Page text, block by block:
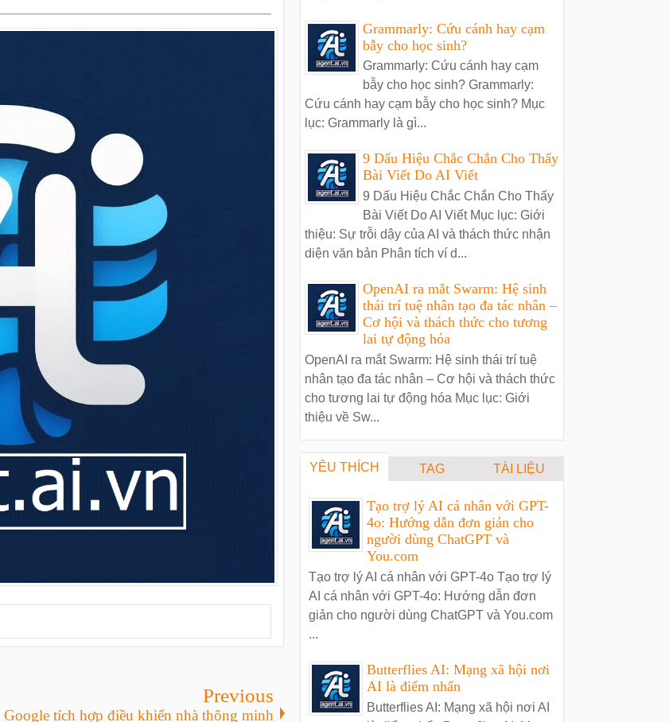
Previous
Google tích hợp điều khiển nhà thông minh
Grammarly: Cứu cánh hay cạm
bẫy cho học sinh?
Grammarly: Cứu cánh hay cạm
bẫy cho học sinh? Grammarly:
Cứu cánh hay cạm bẫy cho học sinh? Mục
lục: Grammarly là gì...
9 Dấu Hiệu Chắc Chắn Cho Thấy
Bài Viết Do AI Viết
9 Dấu Hiệu Chắc Chắn Cho Thấy
Bài Viết Do AI Viết Mục lục: Giới
thiệu: Sự trỗi dậy của AI và thách thức nhận
diện văn bản Phân tích ví d...
OpenAI ra mắt Swarm: Hệ sinh
thái trí tuệ nhân tạo đa tác nhân –
Cơ hội và thách thức cho tương
lai tự động hóa
OpenAI ra mắt Swarm: Hệ sinh thái trí tuệ
nhân tạo đa tác nhân – Cơ hội và thách thức
cho tương lai tự động hóa Mục lục: Giới
thiệu về Sw...
YÊU THÍCH TAG TÀI LIỆU
Tạo trợ lý AI cá nhân với GPT-
4o: Hướng dẫn đơn giản cho
người dùng ChatGPT và
You.com
Tạo trợ lý AI cá nhân với GPT-4o Tạo trợ lý
AI cá nhân với GPT-4o: Hướng dẫn đơn
giản cho người dùng ChatGPT và You.com
...
Butterflies AI: Mạng xã hội nơi
AI là điểm nhấn
Butterflies AI: Mạng xã hội nơi AI